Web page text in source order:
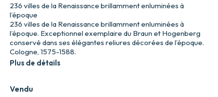
Vendu
236 villes de la Renaissance brillamment enluminées à
l’époque
236 villes de la Renaissance brillamment enluminées à
l’époque. Exceptionnel exemplaire du Braun et Hogenberg
conservé dans ses élégantes reliures décorées de l’époque.
Cologne, 1575-1588.
Plus de détails